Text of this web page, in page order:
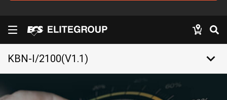
KBN-I/2100(V1.1) keyboard_arrow_down